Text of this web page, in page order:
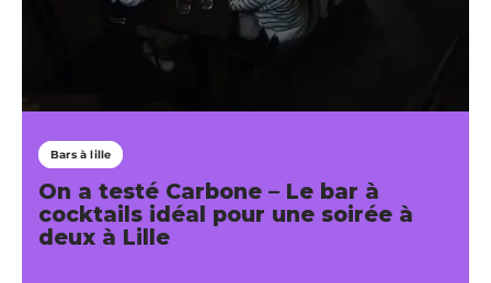
Bars à lille
On a testé Carbone – Le bar à
cocktails idéal pour une soirée à
deux à Lille